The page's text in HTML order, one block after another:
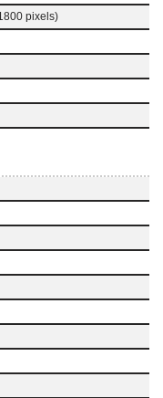
pixels)